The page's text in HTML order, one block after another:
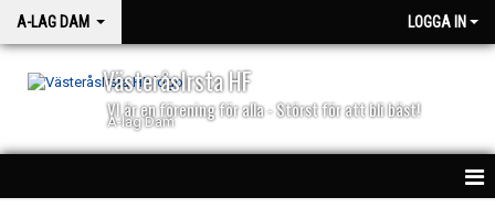
A-LAG DAM LOGGA IN
VästeråsIrsta HF
VI är en förening för alla - Störst för att bli bäst!
A-lag Dam